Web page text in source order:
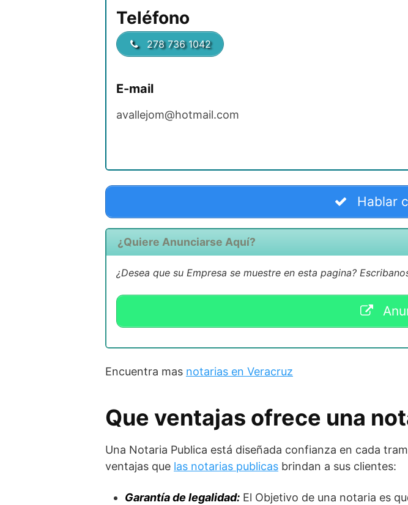
Teléfono
278 736 1042
E-mail
avallejom@hotmail.com
Hablar
¿Quiere Anunciarse Aquí?
¿Desea que su Empresa se muestre en esta pagina?
Encuentra mas notarias en Veracruz
Que ventajas ofrece una
Una Notaria Publica está diseñada confianza en cada
ventajas que las notarias publicas brindan a sus clientes:
Garantía de legalidad: El Objetivo de una notaria es